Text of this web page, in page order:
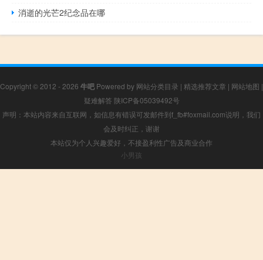
消逝的光芒2纪念品在哪
Copyright © 2012 - 2026 牛吧 Powered by 网站分类目录 | 精选推荐文章 | 网站地图 |
疑难解答 陕ICP备05039492号
声明：本站内容来自互联网，如信息有错误可发邮件到f_fb#foxmail.com说明，我们
会及时纠正，谢谢
本站仅为个人兴趣爱好，不接盈利性广告及商业合作
小男孩